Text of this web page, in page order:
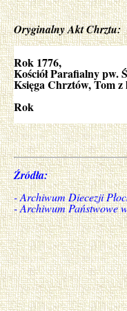
Oryginalny Akt Chrztu:
Rok 1776,
Kościół Parafialny pw.
Księga Chrztów, Tom
Rok
Źródła:
- Archiwum Diecezji
- Archiwum Państwowe